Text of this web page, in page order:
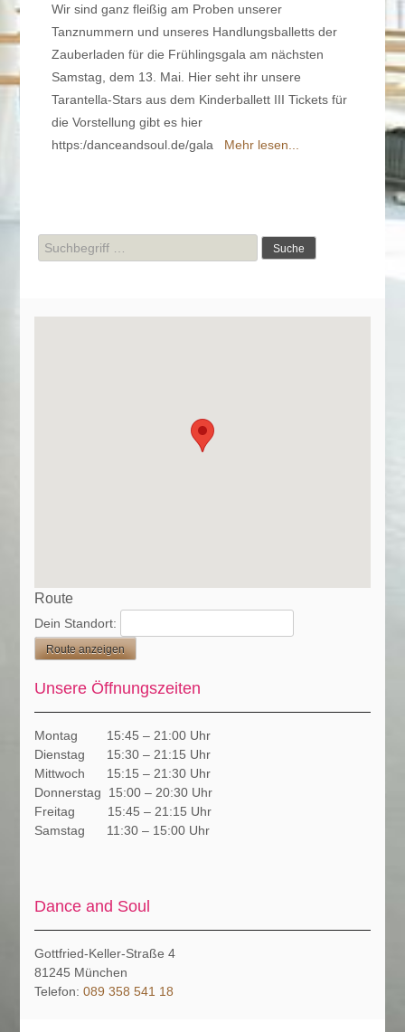
Wir sind ganz fleißig am Proben unserer
Tanznummern und unseres Handlungsballetts der
Zauberladen für die Frühlingsgala am nächsten
Samstag, dem 13. Mai. Hier seht ihr unsere
Tarantella-Stars aus dem Kinderballett III Tickets für
die Vorstellung gibt es hier
https:/danceandsoul.de/gala
Mehr lesen...
Suche
nach:
Route
Dein Standort:
Unsere Öffnungszeiten
Montag 15:45 – 21:00 Uhr
Dienstag 15:30 – 21:15 Uhr
Mittwoch 15:15 – 21:30 Uhr
Donnerstag 15:00 – 20:30 Uhr
Freitag 15:45 – 21:15 Uhr
Samstag 11:30 – 15:00 Uhr
Dance and Soul
Gottfried-Keller-Straße 4
81245 München
Telefon:089 358 541 18